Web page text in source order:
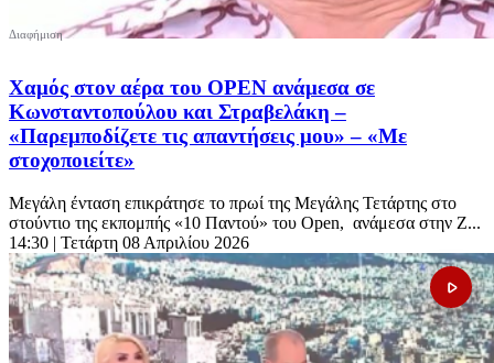
Χαμός στον αέρα του OPEN ανάμεσα σε
Κωνσταντοπούλου και Στραβελάκη –
«Παρεμποδίζετε τις απαντήσεις μου» – «Με
στοχοποιείτε»
Μεγάλη ένταση επικράτησε το πρωί της Μεγάλης Τετάρτης στο
στούντιο της εκπομπής «10 Παντού» του Open, ανάμεσα στην Ζ...
14:30 | Τετάρτη 08 Απριλίου 2026